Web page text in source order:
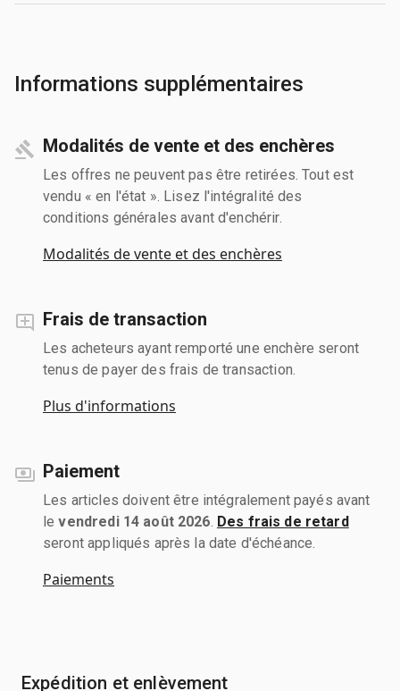
Informations supplémentaires
Modalités de vente et des enchères
Les offres ne peuvent pas être retirées. Tout est
vendu « en l'état ». Lisez l'intégralité des
conditions générales avant d'enchérir.
Modalités de vente et des enchères
Frais de transaction
Les acheteurs ayant remporté une enchère seront
tenus de payer des frais de transaction.
Plus d'informations
Paiement
Les articles doivent être intégralement payés avant
levendredi 14 août 2026 Des frais de retard
seront appliqués après la date d'échéance.
Paiements
Expédition et enlèvement